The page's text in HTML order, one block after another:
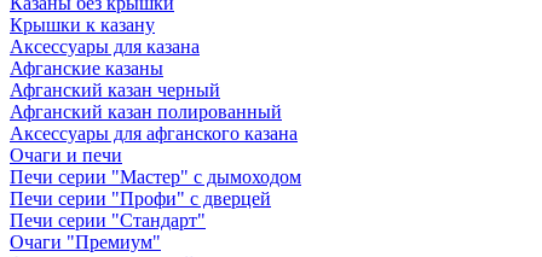
Крышки к казану
Аксессуары для казана
Афганские казаны
Афганский казан черный
Афганский казан полированный
Аксессуары для афганского казана
Очаги и печи
Печи серии "Мастер" с дымоходом
Печи серии "Профи" с дверцей
Печи серии "Стандарт"
Очаги "Премиум"